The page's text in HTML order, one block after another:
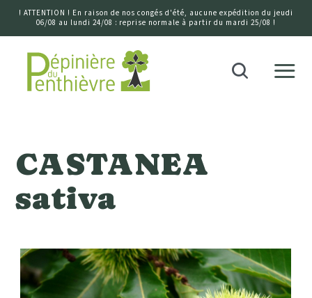
! ATTENTION ! En raison de nos congés d'été, aucune expédition du jeudi
06/08 au lundi 24/08 : reprise normale à partir du mardi 25/08 !
Accueil
CASTANEA
sativa